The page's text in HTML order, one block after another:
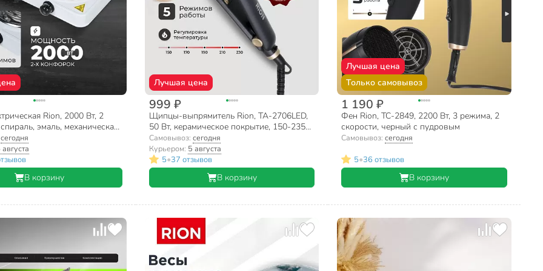
Rion, 2000 Вт, 2
эмаль, механическая,
поворотный, белая
сегодня
августа
В корзину
Лучшая цена
999 ₽
Щипцы-выпрямитель Rion, TA-2706LED,
50 Вт, керамическое покрытие, 150-235
°C, черный
Самовывоз: сегодня
Курьером: 5 августа
5•37 отзывов
В корзину
Лучшая цена
Только самовывоз
1 190 ₽
Фен Rion, TC-2849, 2200 Вт, 3 режима, 2
скорости, черный с пудровым
Самовывоз:сегодня
5•36 отзывов
В корзину